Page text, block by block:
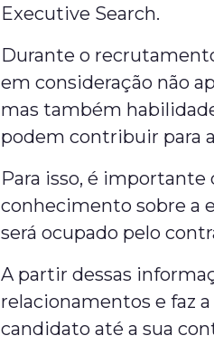
Executive Search.
Durante o
em consideração não
mas também
podem contribuir para
Para isso, é importante
conhecimento sobre a
será ocupado pelo
A partir dessas
relacionamentos e faz
candidato até a sua